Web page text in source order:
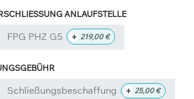
ANLAUFSTELLE
FPG PHZ G5 + 219,00€
Schließungsbeschaffung + 25,00€